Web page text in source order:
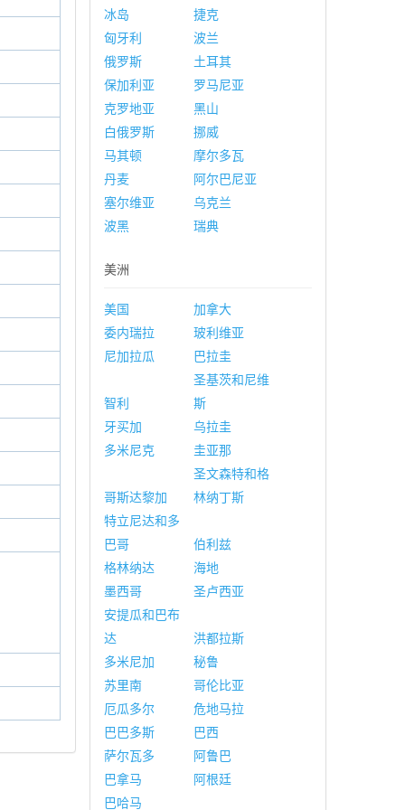
冰岛
捷克
匈牙利
波兰
俄罗斯
土耳其
保加利亚
罗马尼亚
克罗地亚
黑山
白俄罗斯
挪威
马其顿
摩尔多瓦
丹麦
阿尔巴尼亚
塞尔维亚
乌克兰
波黑
瑞典
美洲
美国
加拿大
委内瑞拉
玻利维亚
尼加拉瓜
巴拉圭
智利
圣基茨和尼维
斯
牙买加
乌拉圭
多米尼克
圭亚那
哥斯达黎加
圣文森特和格
林纳丁斯
特立尼达和多
巴哥
伯利兹
格林纳达
海地
墨西哥
圣卢西亚
安提瓜和巴布
达
洪都拉斯
多米尼加
秘鲁
苏里南
哥伦比亚
厄瓜多尔
危地马拉
巴巴多斯
巴西
萨尔瓦多
阿鲁巴
巴拿马
阿根廷
巴哈马